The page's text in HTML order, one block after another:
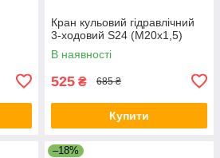
Кран кульовий гідравлічний
3-ходовий S24 (М20х1,5)
В наявності
525 ₴ 685 ₴
Купити
–18%